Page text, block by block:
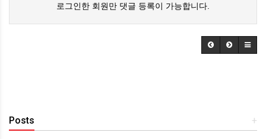
로그인한 회원만 댓글 등록이 가능합니다.
+
Posts